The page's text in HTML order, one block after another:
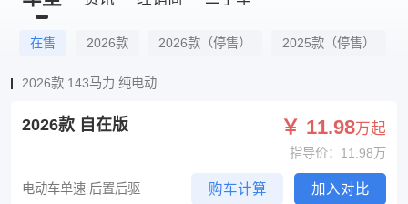
在售 2026款 2026款（停售） 2025款（停售）
2026款 143马力 纯电动
2026款 自在版 ￥ 11.98万起
指导价：11.98万
电动车单速 后置后驱 购车计算 加入对比